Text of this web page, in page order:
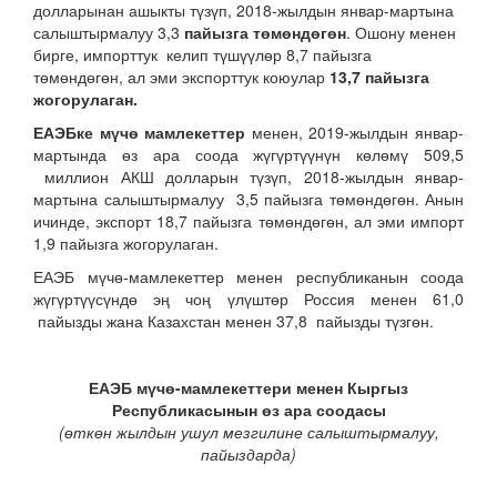
долларынан ашыкты түзүп, 2018-жылдын январ-мартына
салыштырмалуу 3,3 пайызга төмөндөгөн. Ошону менен
бирге, импорттук келип түшүүлөр 8,7 пайызга
төмөндөгөн, ал эми экспорттук коюулар 13,7 пайызга
жогорулаган.
ЕАЭБке мүчө мамлекеттер менен, 2019-жылдын январ-
мартында өз ара соода жүгүртүүнүн көлөмү 509,5
миллион АКШ долларын түзүп, 2018-жылдын январ-
мартына салыштырмалуу 3,5 пайызга төмөндөгөн. Анын
ичинде, экспорт 18,7 пайызга төмөндөгөн, ал эми импорт
1,9 пайызга жогорулаган.
ЕАЭБ мүчө-мамлекеттер менен республиканын соода
жүгүртүүсүндө эң чоң үлүштөр Россия менен 61,0
пайызды жана Казахстан менен 37,8 пайызды түзгөн.
ЕАЭБ мүчө-мамлекеттери менен Кыргыз
Республикасынын өз ара соодасы
(өткөн жылдын ушул мезгилине салыштырмалуу,
пайыздарда)